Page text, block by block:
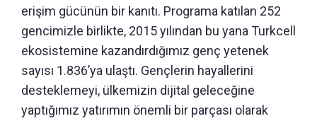
erişim gücünün bir kanıtı. Programa katılan 252
gencimizle birlikte, 2015 yılından bu yana Turkcell
ekosistemine kazandırdığımız genç yetenek
sayısı 1.836’ya ulaştı. Gençlerin hayallerini
desteklemeyi, ülkemizin dijital geleceğine
yaptığımız yatırımın önemli bir parçası olarak